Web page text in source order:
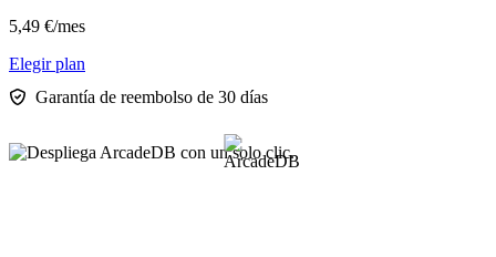
5,49 €/mes
Elegir plan
Garantía de reembolso de 30 días